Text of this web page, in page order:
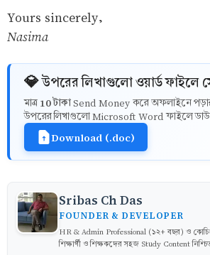
Yours sincerely,
Nasima
💎 উপরের লিখাগুলো ওয়ার্ড ফাইলে
মাত্র 10 টাকাSend Money করে অফলাইনে পড়ার
উপরের লিখাগুলো Microsoft Word ফাইলে
Download (.doc)
Sribas Ch Das
FOUNDER & DEVELOPER
HR & Admin Professional (১২+ বছর) ও
শিক্ষার্থী ও শিক্ষকদের সহজ Study Content